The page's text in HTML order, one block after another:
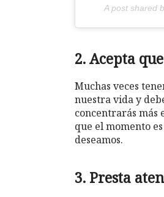
A post shared
2. Acepta
Muchas veces
nuestra vida y
concentrarás más
que el momento
deseamos.
3. Presta